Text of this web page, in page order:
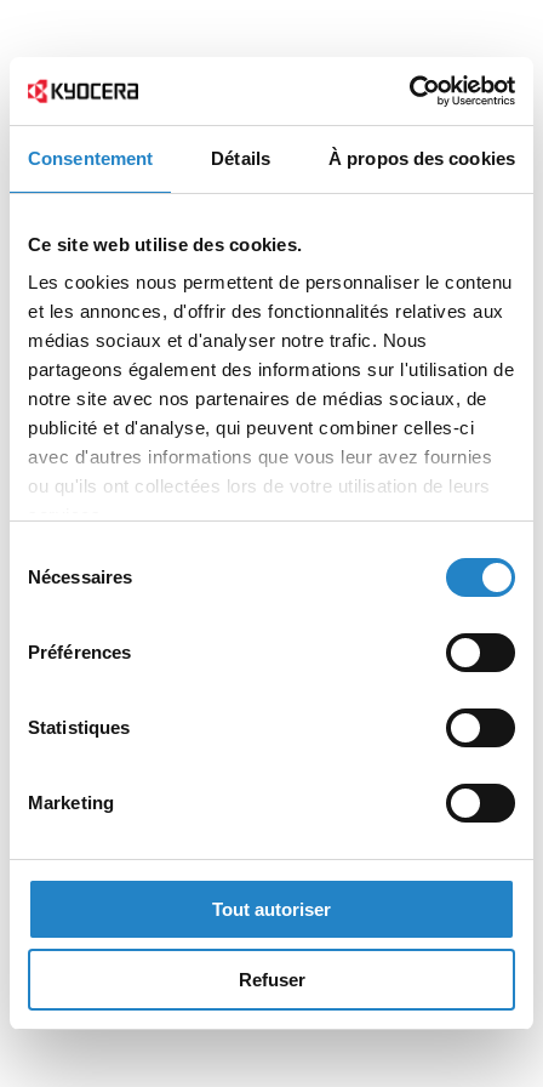
Consentement Détails À propos des cookies
Ce site web utilise des cookies.
Les cookies nous permettent de personnaliser le contenu
et les annonces, d'offrir des fonctionnalités relatives aux
médias sociaux et d'analyser notre trafic. Nous
partageons également des informations sur l'utilisation de
notre site avec nos partenaires de médias sociaux, de
publicité et d'analyse, qui peuvent combiner celles-ci
avec d'autres informations que vous leur avez fournies
ou qu'ils ont collectées lors de votre utilisation de leurs
Nécessaires
Préférences
Statistiques
Marketing
Tout autoriser
Refuser